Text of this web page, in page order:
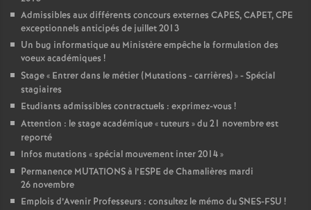
Admissibles aux différents concours externes CAPES, CAPET, CPE
exceptionnels anticipés de juillet 2013
Un bug informatique au Ministère empêche la formulation des
voeux académiques !
Stage « Entrer dans le métier (Mutations - carrières)» - Spécial
stagiaires
Etudiants admissibles contractuels : exprimez-vous !
Attention : le stage académique «tuteurs » du 21 novembre est
reporté
Infos mutations «spécial mouvement inter 2014»
Permanence MUTATIONS à l’ESPE de Chamalières mardi
26 novembre
Emplois d’Avenir Professeurs : consultez le mémo du SNES-FSU !